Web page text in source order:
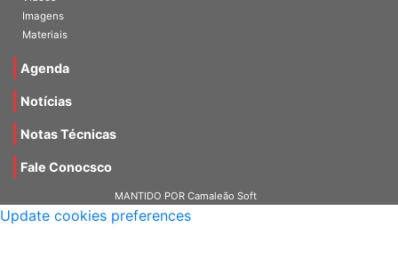
Vídeos
Imagens
MANTIDO POR Camaleão Soft
Update cookies preferences